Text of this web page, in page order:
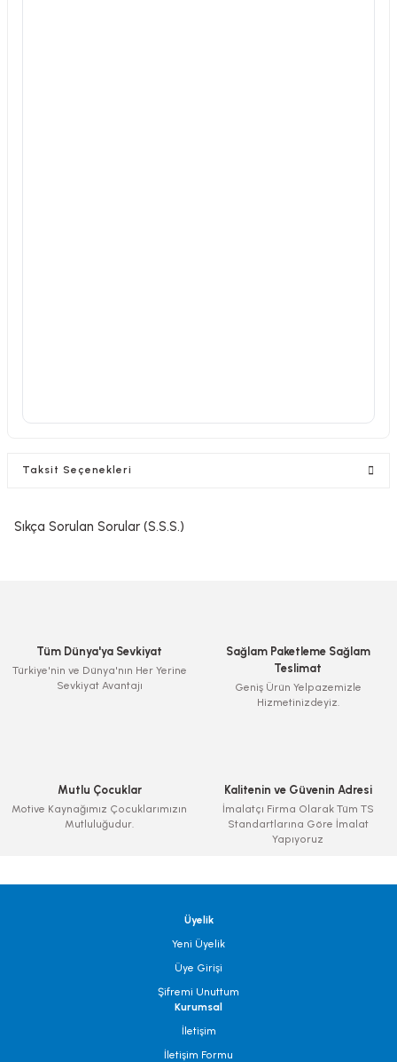
Taksit Seçenekleri
Sıkça Sorulan Sorular (S.S.S.)
Tüm Dünya'ya Sevkiyat
Türkiye'nin ve Dünya'nın Her Yerine
Sevkiyat Avantajı
Sağlam Paketleme Sağlam
Teslimat
Geniş Ürün Yelpazemizle
Hizmetinizdeyiz.
Mutlu Çocuklar
Motive Kaynağımız Çocuklarımızın
Mutluluğudur.
Kalitenin ve Güvenin Adresi
İmalatçı Firma Olarak Tüm TS
Standartlarına Göre İmalat
Yapıyoruz
Üyelik
Yeni Üyelik
Üye Girişi
Şifremi Unuttum
Kurumsal
İletişim
İletişim Formu